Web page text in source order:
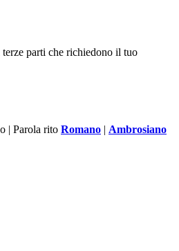
parti che richiedono il tuo
| Parola rito Romano | Ambrosiano